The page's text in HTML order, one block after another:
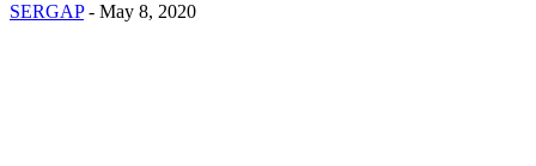
SERGAP - May 8, 2020